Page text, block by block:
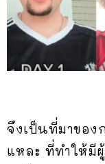
จึงเป็นที่มาของ
แหละ ที่ทำให้มี